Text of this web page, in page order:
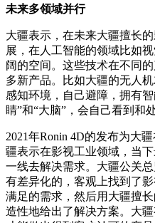
未来多领域并行
大疆表示，在未来大疆擅长
展，在人工智能的领域比如
阔的空间。这些技术在不同
多新产品。比如大疆的无人
感知环境，自己避障，拥有
睛”和“大脑”，会自己看到和
2021年Ronin 4D的发布为大
疆表示在影视工业领域，当
一线去解决需求。大疆公关
有差异化的，客观上找到了
满足的需求，然后用大疆擅
造性地给出了解决方案。大